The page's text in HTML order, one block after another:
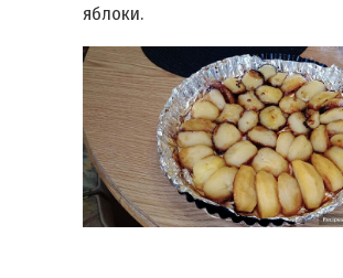
яблоки.